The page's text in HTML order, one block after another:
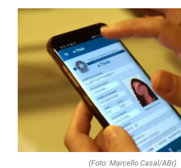
(Foto: Marcello Casal/ABr)